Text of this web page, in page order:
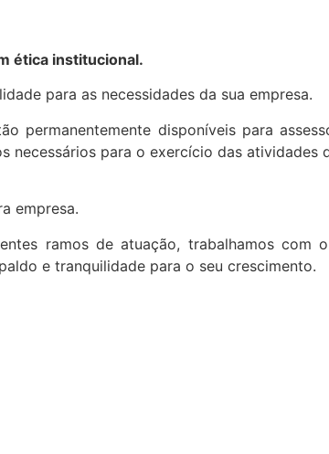
ética institucional.
para as necessidades da sua empresa.
permanentemente disponíveis para
necessários para o exercício das atividades
empresa.
ramos de atuação, trabalhamos com
e tranquilidade para o seu crescimento.